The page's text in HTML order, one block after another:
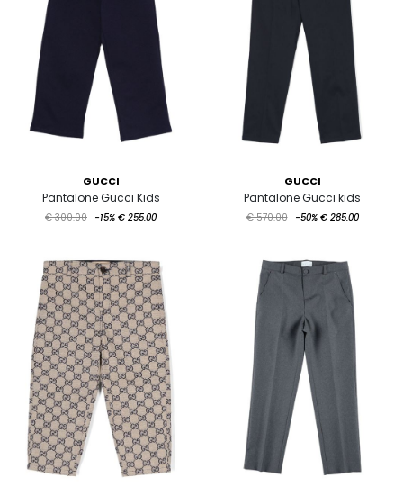
GUCCI
Pantalone Gucci Kids
€ 300.00 -15% € 255.00
GUCCI
Pantalone Gucci kids
€ 570.00 -50% € 285.00